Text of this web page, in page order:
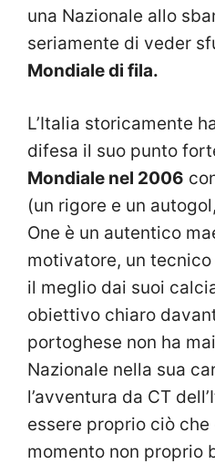
una Nazionale allo
seriamente di veder
Mondiale di fila.
L’Italia storicamente
difesa il suo punto
Mondiale nel 2006
(un rigore e un
One è un autentico
motivatore, un
il meglio dai suoi
obiettivo chiaro
portoghese non ha
Nazionale nella sua
l’avventura da CT
essere proprio ciò
momento non proprio